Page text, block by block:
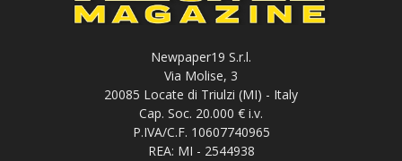
Newpaper19 S.r.l.
Via Molise, 3
20085 Locate di Triulzi (MI) - Italy
Cap. Soc. 20.000 € i.v.
P.IVA/C.F. 10607740965
REA: MI - 2544938